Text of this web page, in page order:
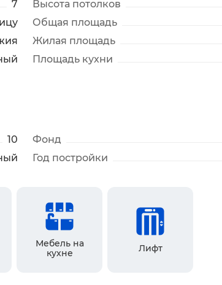
7
Высота потолков
Общая площадь
Жилая площадь
Площадь кухни
10
Фонд
Год постройки
Мебель на
кухне
Лифт